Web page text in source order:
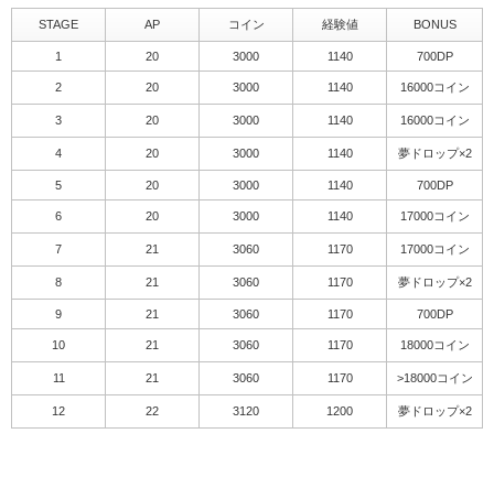
STAGE AP コイン 経験値 BONUS
1 20 3000 1140 700DP
2 20 3000 1140 16000コイン
3 20 3000 1140 16000コイン
4 20 3000 1140 夢ドロップ×2
5 20 3000 1140 700DP
6 20 3000 1140 17000コイン
7 21 3060 1170 17000コイン
8 21 3060 1170 夢ドロップ×2
9 21 3060 1170 700DP
10 21 3060 1170 18000コイン
11 21 3060 1170 >18000コイン
12 22 3120 1200 夢ドロップ×2